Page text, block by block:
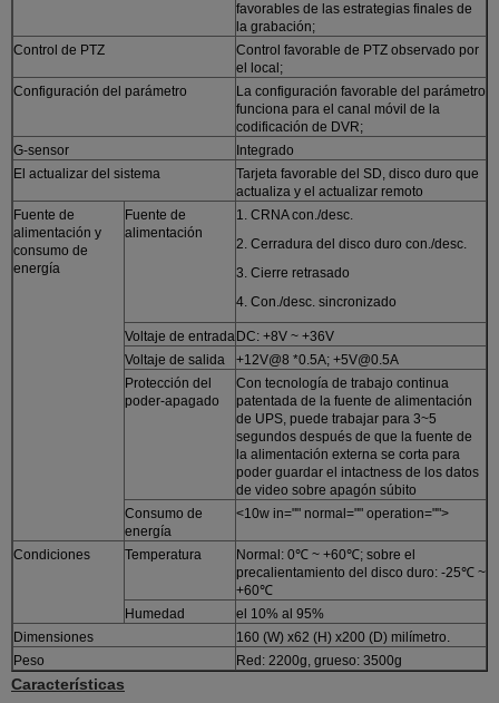
favorables de las estrategias finales de
la grabación;
Control de PTZ
Control favorable de PTZ observado por
el local;
Configuración del parámetro
La configuración favorable del parámetro
funciona para el canal móvil de la
codificación de DVR;
G-sensor
Integrado
El actualizar del sistema
Tarjeta favorable del SD, disco duro que
actualiza y el actualizar remoto
Fuente de
alimentación y
consumo de
energía
Fuente de
alimentación
1. CRNA con./desc.
2. Cerradura del disco duro con./desc.
3. Cierre retrasado
4. Con./desc. sincronizado
Voltaje de entrada DC: +8V ~ +36V
Voltaje de salida
+12V@8 *0.5A; +5V@0.5A
Protección del
poder-apagado
Con tecnología de trabajo continua
patentada de la fuente de alimentación
de UPS, puede trabajar para 3~5
segundos después de que la fuente de
la alimentación externa se corta para
poder guardar el intactness de los datos
de video sobre apagón súbito
Consumo de
energía
<10w in="" normal="" operation="">
Condiciones Temperatura
Normal: 0℃ ~ +60℃; sobre el
precalientamiento del disco duro: -25℃ ~
+60℃
Humedad
el 10% al 95%
Dimensiones
160 (W) x62 (H) x200 (D) milímetro.
Peso
Red: 2200g, grueso: 3500g
Características